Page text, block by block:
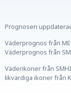
Prognosen
Väderprognos från
Väderprognos från
Väderikoner från
likvärdiga ikoner från